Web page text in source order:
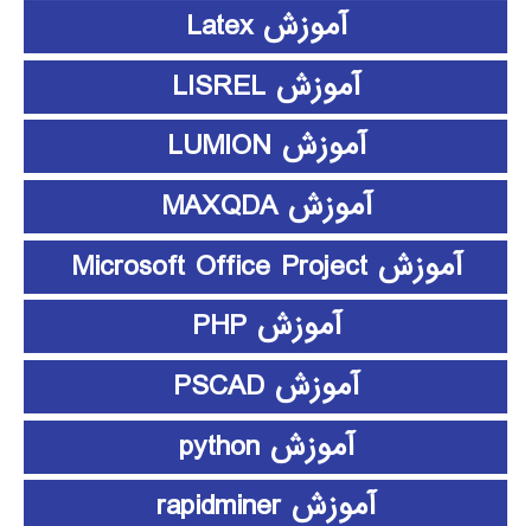
آموزش Latex
آموزش LISREL
آموزش LUMION
آموزش MAXQDA
آموزش Microsoft Office Project
آموزش PHP
آموزش PSCAD
آموزش python
آموزش rapidminer